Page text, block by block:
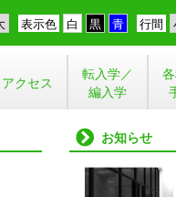
行間
表示色
アクセス
転入学／
編入学
お知らせ